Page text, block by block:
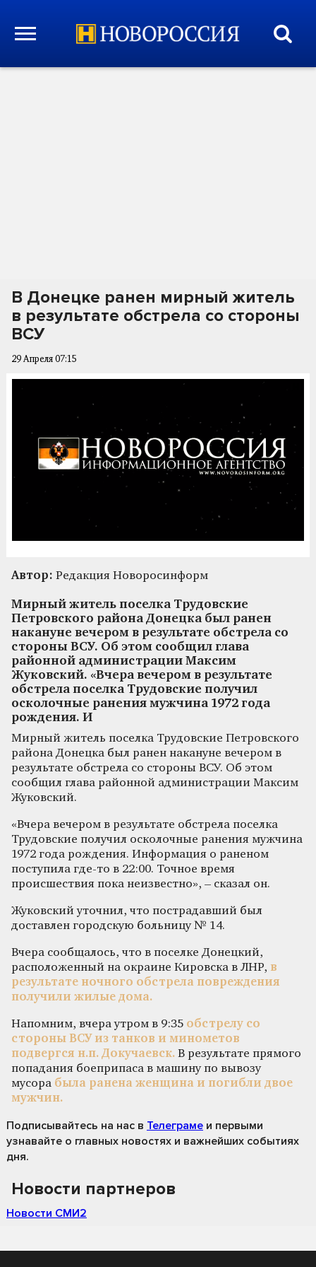
В Донецке ранен мирный житель
в результате обстрела со стороны
ВСУ
29 Апреля 07:15
Автор: Редакция Новоросинформ
Мирный житель поселка Трудовские
Петровского района Донецка был ранен
накануне вечером в результате обстрела со
стороны ВСУ. Об этом сообщил глава
районной администрации Максим
Жуковский. «Вчера вечером в результате
обстрела поселка Трудовские получил
осколочные ранения мужчина 1972 года
рождения. И
Мирный житель поселка Трудовские Петровского
района Донецка был ранен накануне вечером в
результате обстрела со стороны ВСУ. Об этом
сообщил глава районной администрации Максим
Жуковский.
«Вчера вечером в результате обстрела поселка
Трудовские получил осколочные ранения мужчина
1972 года рождения. Информация о раненом
поступила где-то в 22:00. Точное время
происшествия пока неизвестно», – сказал он.
Жуковский уточнил, что пострадавший был
доставлен городскую больницу № 14.
Вчера сообщалось, что в поселке Донецкий,
расположенный на окраине Кировска в ЛНР, в
результате ночного обстрела повреждения
получили жилые дома.
Напомним, вчера утром в 9:35 обстрелу со
стороны ВСУ из танков и минометов
подвергся н.п. Докучаевск. В результате прямого
попадания боеприпаса в машину по вывозу
мусора была ранена женщина и погибли двое
мужчин.
Подписывайтесь на нас в Телеграме и первыми
узнавайте о главных новостях и важнейших событиях
дня.
Новости партнеров
Новости СМИ2